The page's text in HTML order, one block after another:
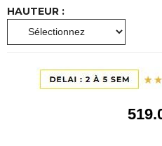
HAUTEUR :
519